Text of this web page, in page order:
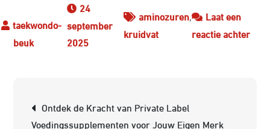
24
september
2025
aminozuren,
kruidvat
Laat een
reactie achterop
Ontdek de Kracht van Private Label
Voedingssupplementen voor Jouw Eigen Merk